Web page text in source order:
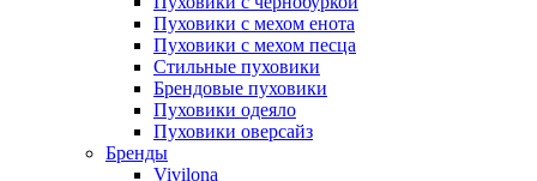
Пуховики с мехом енота
Пуховики с мехом песца
Стильные пуховики
Брендовые пуховики
Пуховики одеяло
Пуховики оверсайз
Бренды
Vivilona